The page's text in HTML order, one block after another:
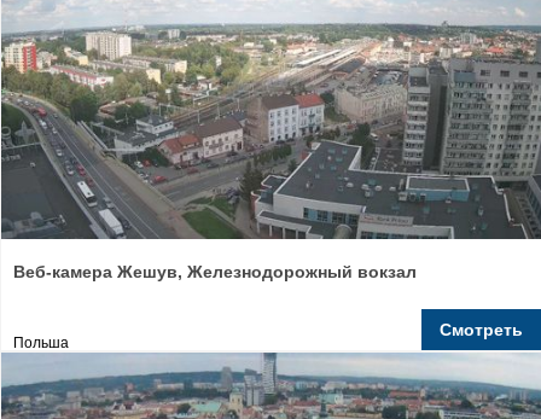
Веб-камера Жешув, Железнодорожный вокзал
Польша
Смотреть